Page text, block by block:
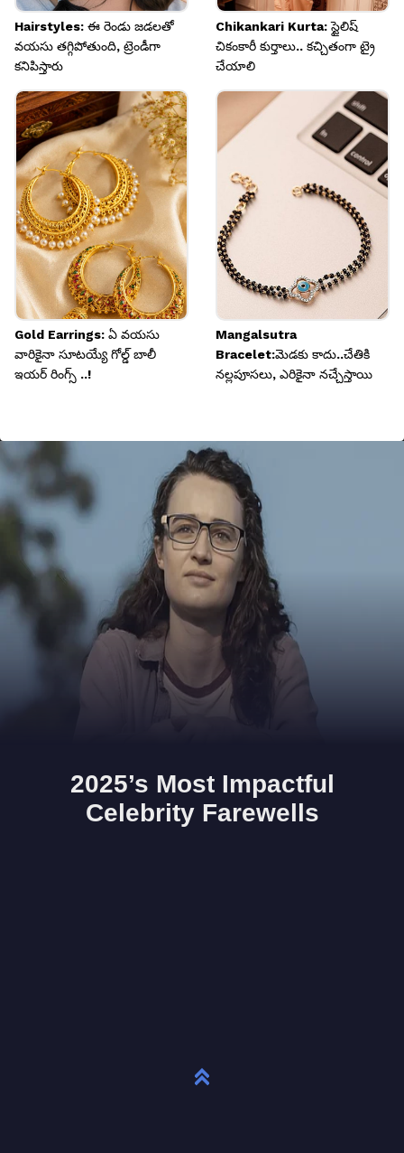
Hairstyles: ఈ రెండు జడలతో
వయసు తగ్గిపోతుంది, ట్రెండీగా
కనిపిస్తారు
Chikankari Kurta: స్టైలిష్
చికంకారీ కుర్తాలు.. కచ్చితంగా ట్రై
చేయాలి
Gold Earrings: ఏ వయసు
వారికైనా సూటయ్యే గోల్డ్ బాలీ
ఇయర్ రింగ్స్ ..!
Mangalsutra
Bracelet:మెడకు కాదు..చేతికి
నల్లపూసలు, ఎరికైనా నచ్చేస్తాయి